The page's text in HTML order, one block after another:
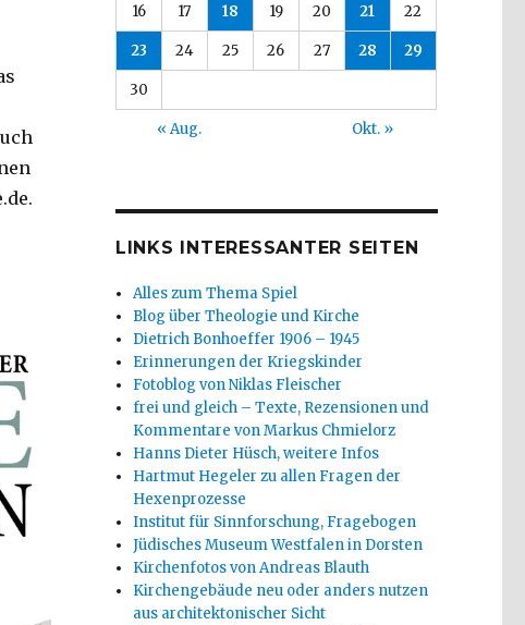
16 17 18 19 20 21 22
23 24 25 26 27 28 29
30
« Aug. Okt. »
LINKS INTERESSANTER SEITEN
Alles zum Thema Spiel
Blog über Theologie und Kirche
Dietrich Bonhoeffer 1906 – 1945
Erinnerungen der Kriegskinder
Fotoblog von Niklas Fleischer
frei und gleich – Texte, Rezensionen und
Kommentare von Markus Chmielorz
Hanns Dieter Hüsch, weitere Infos
Hartmut Hegeler zu allen Fragen der
Hexenprozesse
Institut für Sinnforschung, Fragebogen
Jüdisches Museum Westfalen in Dorsten
Kirchenfotos von Andreas Blauth
Kirchengebäude neu oder anders nutzen
aus architektonischer Sicht